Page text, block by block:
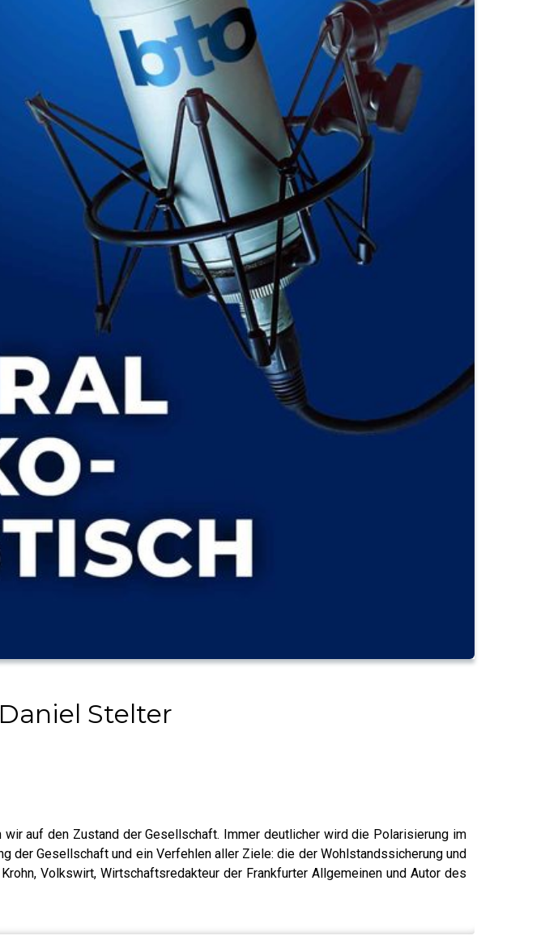
Stelter
auf den Zustand der Gesellschaft. Immer deutlicher wird die Polarisierung im
der Gesellschaft und ein Verfehlen aller Ziele: die der Wohlstandssicherung und
Volkswirt, Wirtschaftsredakteur der Frankfurter Allgemeinen und Autor des